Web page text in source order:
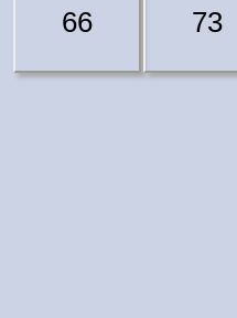
66 73